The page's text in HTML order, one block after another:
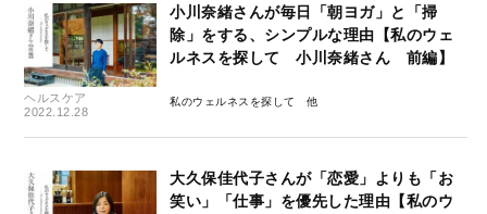
ヘルスケア
2022.12.28
小川奈緒さんが毎日「朝ヨガ」と「掃
除」をする、シンプルな理由【私のウェ
ルネスを探して 小川奈緒さん 前編】
私のウェルネスを探して
大久保佳代子さんが「恋愛」よりも「お
笑い」「仕事」を優先した理由【私のウ